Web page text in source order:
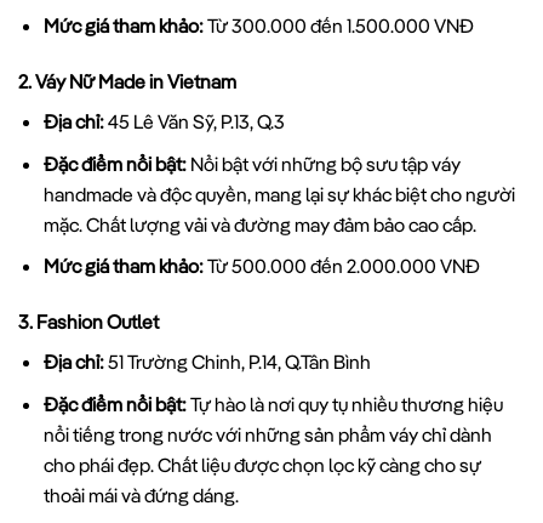
Mức giá tham khảo:Từ 300.000 đến 1.500.000 VNĐ
2.Váy Nữ Made in Vietnam
Địa chỉ:45 Lê Văn Sỹ, P.13, Q.3
Đặc điểm nổi bật:Nổi bật với những bộ sưu tập váy
handmade và độc quyền, mang lại sự khác biệt cho người
mặc. Chất lượng vải và đường may đảm bảo cao cấp.
Mức giá tham khảo:Từ 500.000 đến 2.000.000 VNĐ
3. Fashion Outlet
Địa chỉ:51 Trường Chinh, P.14, Q.Tân Bình
Đặc điểm nổi bật:Tự hào là nơi quy tụ nhiều thương hiệu
nổi tiếng trong nước với những sản phẩm váy chỉ dành
cho phái đẹp. Chất liệu được chọn lọc kỹ càng cho sự
thoải mái và đứng dáng.